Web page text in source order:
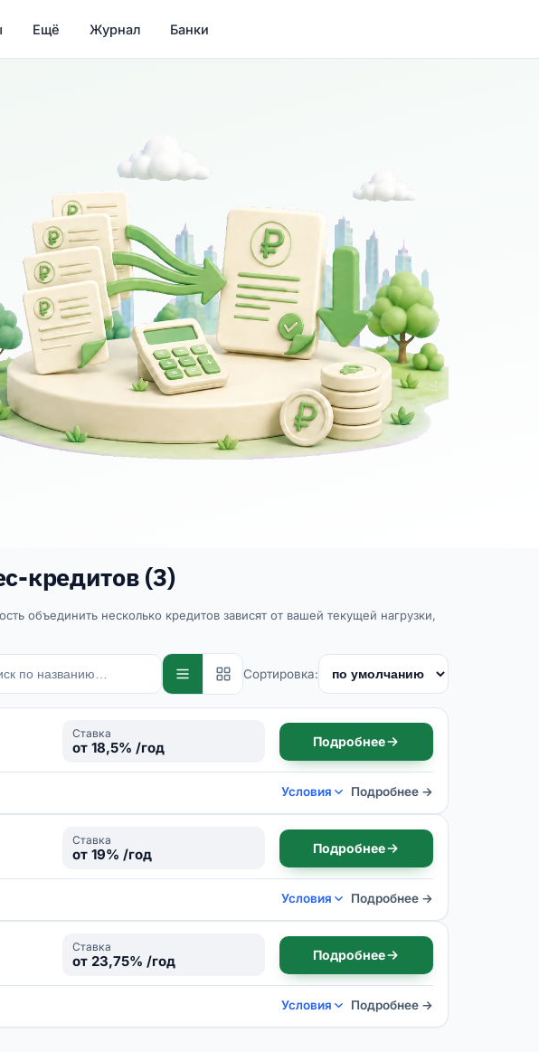
Ещё Журнал Банки
кредитов (3)
объединить несколько кредитов зависят от вашей текущей нагрузки,
Сортировка:
Ставка
от 18,5% /год Подробнее
Условия Подробнее →
Ставка
от 19% /год Подробнее
Условия Подробнее →
Ставка
от 23,75% /год Подробнее
Условия Подробнее →